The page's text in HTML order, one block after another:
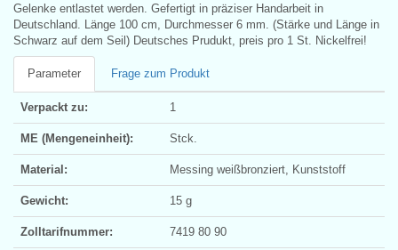
Gelenke entlastet werden. Gefertigt in präziser Handarbeit in
Deutschland. Länge 100 cm, Durchmesser 6 mm. (Stärke und Länge in
Schwarz auf dem Seil) Deutsches Prudukt, preis pro 1 St. Nickelfrei!
Parameter Frage zum Produkt
Verpackt zu: 1
ME (Mengeneinheit): Stck.
Material: Messing weißbronziert, Kunststoff
Gewicht: 15 g
Zolltarifnummer: 7419 80 90